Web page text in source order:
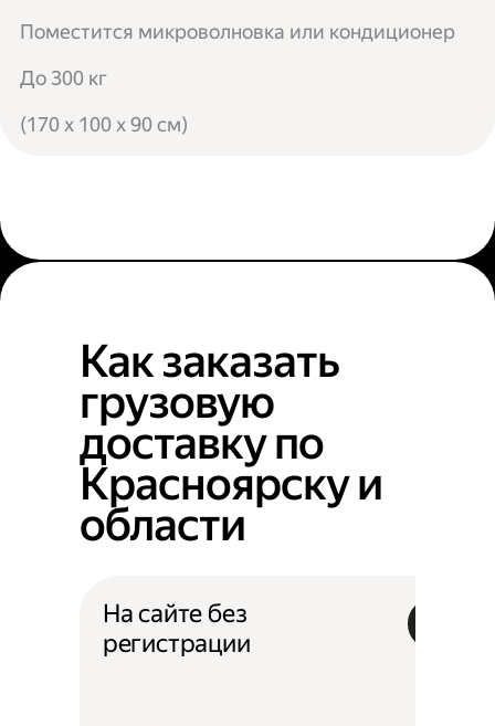
Поместится микроволновка или кондиционер
До 300 кг
(170 x 100 x 90 см)
Как заказать
грузовую
доставку по
Красноярску и
области
На сайте без
регистрации